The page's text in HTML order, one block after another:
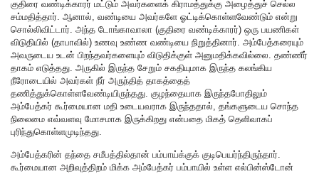
குதிரை வண்டிக்காரர் மட்டும் அவர்களைக் கிராமத்துக்கு அழைத்துச் செல்ல
சம்மதித்தார். ஆனால், வண்டியை அவர்களே ஓட்டிக்கொள்ளவேண்டும் என்று
சொல்லிவிட்டார். அந்த டோங்காவாலா (குதிரை வண்டிக்காரர்) ஒரு பயணிகள்
விடுதியில் (தாபாவில்) உணவு உண்ண வண்டியை நிறுத்தினார். அம்பேத்கரையும்
அவருடைய உடன் பிறந்தவர்களையும் விடுதிக்குள் அனுமதிக்கவில்லை. தண்ணீர்
தாகம் எடுத்தது. அருகில் இருந்த சேறும் சகதியுமாக இருந்த கலங்கிய
நீரோடையில் அவர்கள் நீர் அருந்தித் தாகத்தைத்
தணித்துக்கொள்ளவேண்டியிருந்தது. குழந்தையாக இருந்தபோதிலும்
அம்பேத்கர் கூர்மையான மதி உடையவராக இருந்ததால், தங்களுடைய சொந்த
நிலைமை எவ்வளவு மோசமாக இருக்கிறது என்பதை மிகத் தெளிவாகப்
புரிந்துகொள்ளமுடிந்தது.
அம்பேத்கரின் தந்தை சமீபத்தில்தான் பம்பாய்க்குக் குடிபெயர்ந்திருந்தார்.
கூர்மையான அறிவுத்திறம் மிக்க அம்பேத்கர் பம்பாயில் உள்ள எல்பின்ஸ்டோன்